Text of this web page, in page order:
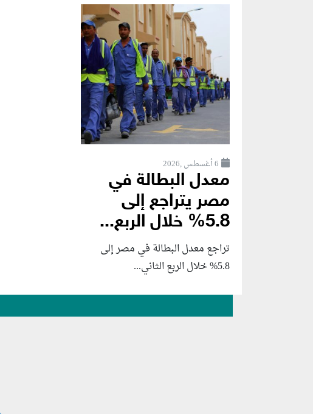
6 أغسطس ,2026
معدل البطالة في
مصر يتراجع إلى
5.8% خلال الربع...
تراجع معدل البطالة في مصر إلى
5.8% خلال الربع الثاني...